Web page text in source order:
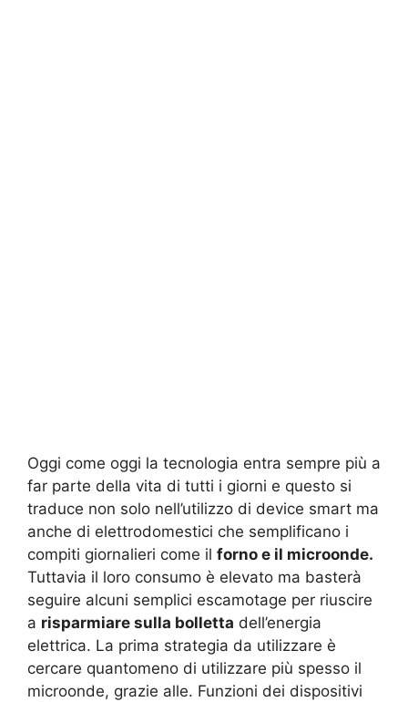
Oggi come oggi la tecnologia entra sempre più a
far parte della vita di tutti i giorni e questo si
traduce non solo nell’utilizzo di device smart ma
anche di elettrodomestici che semplificano i
compiti giornalieri come il forno e il microonde.
Tuttavia il loro consumo è elevato ma basterà
seguire alcuni semplici escamotage per riuscire
a risparmiare sulla bolletta dell’energia
elettrica. La prima strategia da utilizzare è
cercare quantomeno di utilizzare più spesso il
microonde, grazie alle. Funzioni dei dispositivi